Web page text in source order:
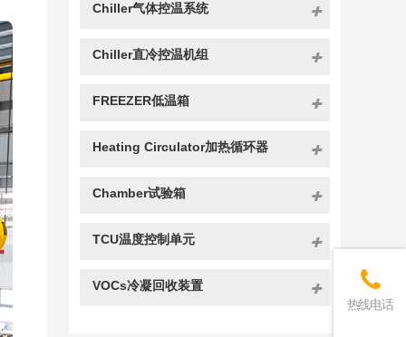
Chiller气体控温系统
Chiller直冷控温机组
FREEZER低温箱
Heating Circulator加热循环器
Chamber试验箱
TCU温度控制单元
VOCs冷凝回收装置
热线电话